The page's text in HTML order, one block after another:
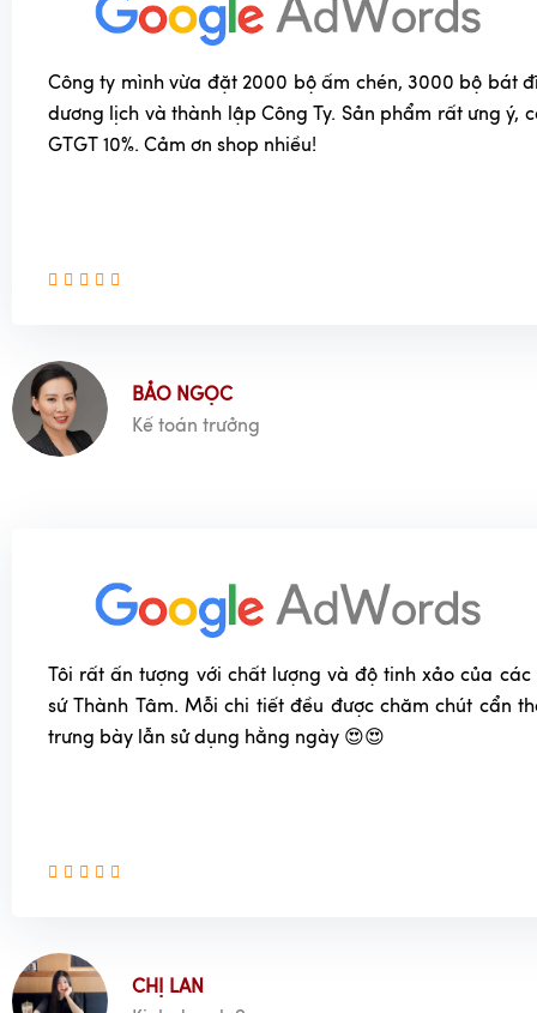
Công ty mình vừa đặt 2000 bộ ấm chén, 3000 bộ bát
dương lịch và thành lập Công Ty. Sản phẩm rất ưng ý,
GTGT 10%. Cảm ơn shop nhiều!
BẢO NGỌC
Kế toán trưởng
Tôi rất ấn tượng với chất lượng và độ tinh xảo của
sứ Thành Tâm. Mỗi chi tiết đều được chăm chút cẩn
trưng bày lẫn sử dụng hằng ngày 😍😍
CHỊ LAN